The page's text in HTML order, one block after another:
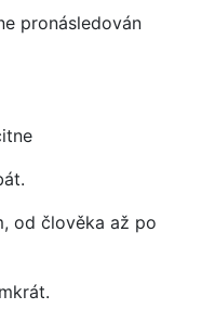
pronásledován
od člověka až po